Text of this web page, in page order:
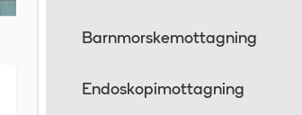
Barnmorskemottagning
Endoskopimottagning